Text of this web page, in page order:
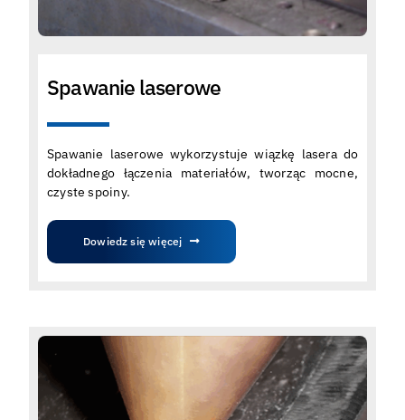
Spawanie laserowe
Spawanie laserowe wykorzystuje wiązkę lasera do
dokładnego łączenia materiałów, tworząc mocne,
czyste spoiny.
Dowiedz się więcej